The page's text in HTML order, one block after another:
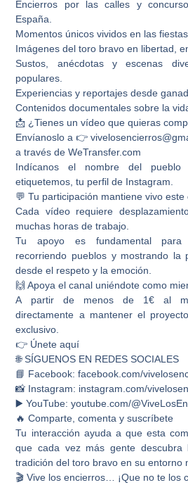
Encierros por las calles y
España.
Momentos únicos vividos en las
Imágenes del toro bravo en libertad,
Sustos, anécdotas y escenas
populares.
Experiencias y reportajes desde
Contenidos documentales sobre la
📩 ¿Tienes un vídeo que quieras
Envíanoslo a 👉
a través de WeTransfer.com
Indícanos el nombre del
etiquetemos, tu perfil de Instagram.
💬 Tu participación mantiene vivo este
Cada vídeo requiere
muchas horas de trabajo.
Tu apoyo es fundamental para
recorriendo pueblos y mostrando la
desde el respeto y la emoción.
🙌 Apoya el canal uniéndote como
A partir de menos de 1€ al
directamente a mantener el
exclusivo.
👉 Únete aquí
🌐 SÍGUENOS EN REDES SOCIALES
📘 Facebook: facebook.com/
📸 Instagram: instagram.com/
▶️ YouTube: youtube.com/
🔥 Comparte, comenta y suscríbete
Tu interacción ayuda a que esta
que cada vez más gente
tradición del toro bravo en su entorno
🎬 Vive los encierros… ¡Que no te los